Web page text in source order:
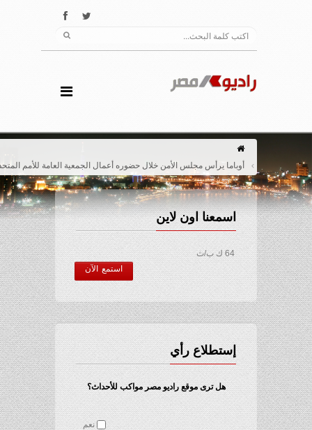
أوباما يرأس مجلس الأمن خلال حضوره أعمال الجمعية العامة للأمم المتحدة
اسمعنا اون لاين
64 ك ب/ث
استمع الآن
إستطلاع رأي
هل ترى موقع راديو مصر مواكب للأحداث؟
نعم